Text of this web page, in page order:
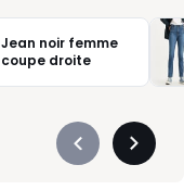
Jean noir femme
coupe droite
Précédent